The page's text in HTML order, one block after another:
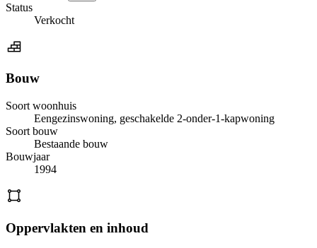
Status
Verkocht
Bouw
Soort woonhuis
Eengezinswoning, geschakelde 2-onder-1-kapwoning
Soort bouw
Bestaande bouw
Bouwjaar
1994
Oppervlakten en inhoud